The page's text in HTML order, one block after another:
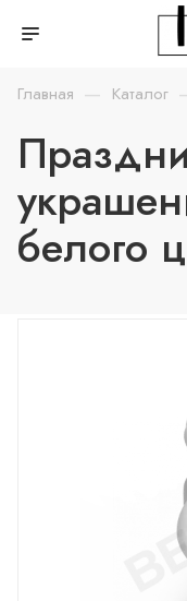
Главная — Каталог
белого